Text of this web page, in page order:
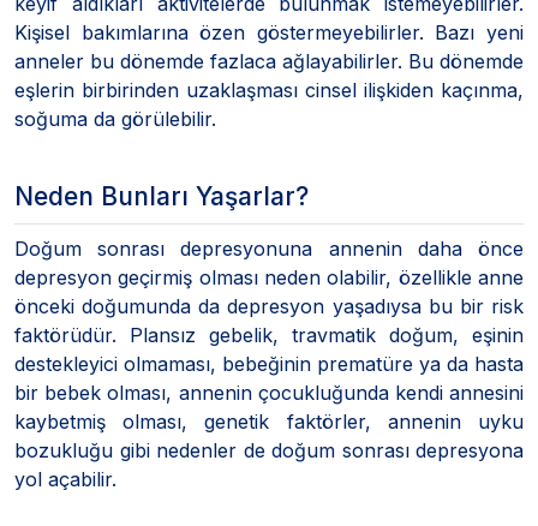
Kişisel bakımlarına özen göstermeyebilirler. Bazı yeni
anneler bu dönemde fazlaca ağlayabilirler. Bu dönemde
eşlerin birbirinden uzaklaşması cinsel ilişkiden kaçınma,
soğuma da görülebilir.
Neden Bunları Yaşarlar?
Doğum sonrası depresyonuna annenin daha önce
depresyon geçirmiş olması neden olabilir, özellikle anne
önceki doğumunda da depresyon yaşadıysa bu bir risk
faktörüdür. Plansız gebelik, travmatik doğum, eşinin
destekleyici olmaması, bebeğinin prematüre ya da hasta
bir bebek olması, annenin çocukluğunda kendi annesini
kaybetmiş olması, genetik faktörler, annenin uyku
bozukluğu gibi nedenler de doğum sonrası depresyona
yol açabilir.